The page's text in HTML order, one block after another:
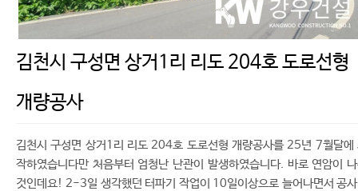
김천시 구성면 상거1리 리도 204호 도로선형
개량공사
김천시 구성면 상거1리 리도 204호 도로선형 개량공사를 25년 7월달에
작하였습니다만 처음부터 엄청난 난관이 발생하였습니다. 바로 연암이
것인데요! 2-3일 생각했던 터파기 작업이 10일이상으로 늘어나면서 공